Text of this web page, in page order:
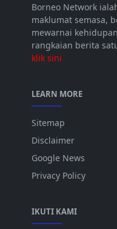
Borneo Network
maklumat semasa,
mewarnai
rangkaian berita
klik sini
LEARN MORE
Sitemap
Disclaimer
Google News
Privacy Policy
IKUTI KAMI